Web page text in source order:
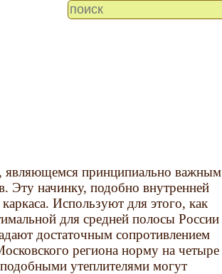
являющемся принципиально важным
Эту начинку, подобно внутренней
Используют для этого, как
для средней полосы России
достаточным сопротивлением
региона норму на четыре
утеплителями могут